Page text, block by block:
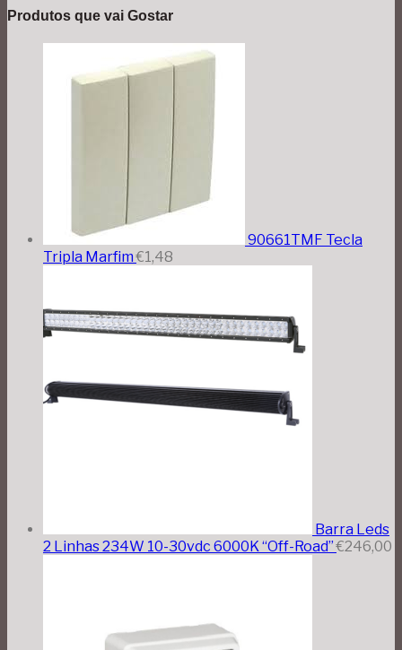
Produtos que vai Gostar
90661TMF Tecla
Tripla Marfim €1,48
Barra Leds
2 Linhas 234W 10-30vdc 6000K “Off-Road” €246,00